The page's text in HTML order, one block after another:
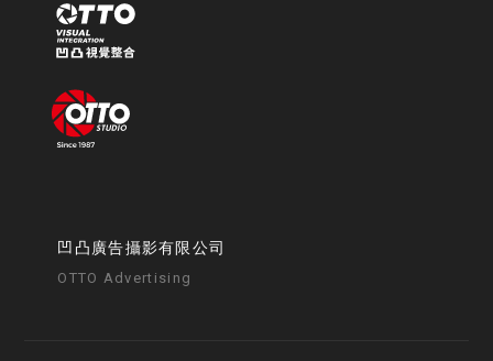
凹凸廣告攝影有限公司
OTTO Advertising